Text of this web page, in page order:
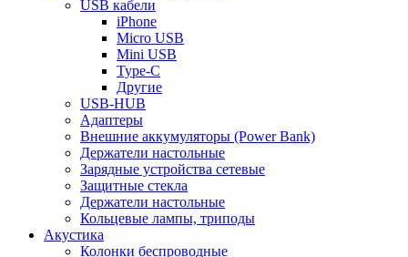
USB кабели
iPhone
Micro USB
Mini USB
Type-C
Другие
USB-HUB
Адаптеры
Внешние аккумуляторы (Power Bank)
Держатели настольные
Зарядные устройства сетевые
Защитные стекла
Держатели настольные
Кольцевые лампы, триподы
Акустика
Колонки беспроводные